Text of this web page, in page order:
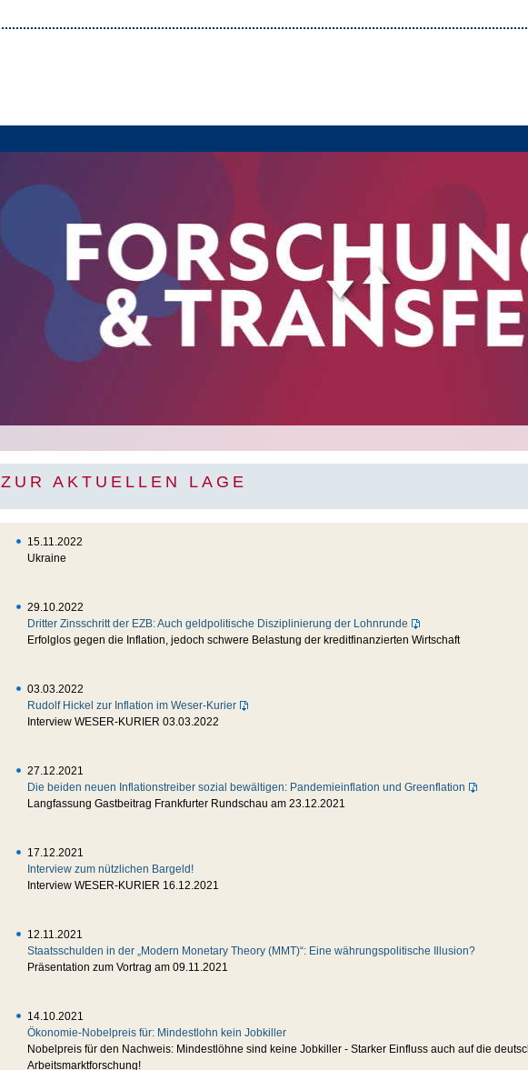
ZUR AKTUELLEN LAGE
15.11.2022
Ukraine
29.10.2022
Dritter Zinsschritt der EZB: Auch geldpolitische Disziplinierung der Lohnrunde
Erfolglos gegen die Inflation, jedoch schwere Belastung der kreditfinanzierten Wirtschaft
03.03.2022
Rudolf Hickel zur Inflation im Weser-Kurier
Interview WESER-KURIER 03.03.2022
27.12.2021
Die beiden neuen Inflationstreiber sozial bewältigen: Pandemieinflation und Greenflation
Langfassung Gastbeitrag Frankfurter Rundschau am 23.12.2021
17.12.2021
Interview zum nützlichen Bargeld!
Interview WESER-KURIER 16.12.2021
12.11.2021
Staatsschulden in der „Modern Monetary Theory (MMT)“: Eine währungspolitische Illusion?
Präsentation zum Vortrag am 09.11.2021
14.10.2021
Ökonomie-Nobelpreis für: Mindestlohn kein Jobkiller
Nobelpreis für den Nachweis: Mindestlöhne sind keine Jobkiller - Starker Einfluss auch auf die
Arbeitsmarktforschung!